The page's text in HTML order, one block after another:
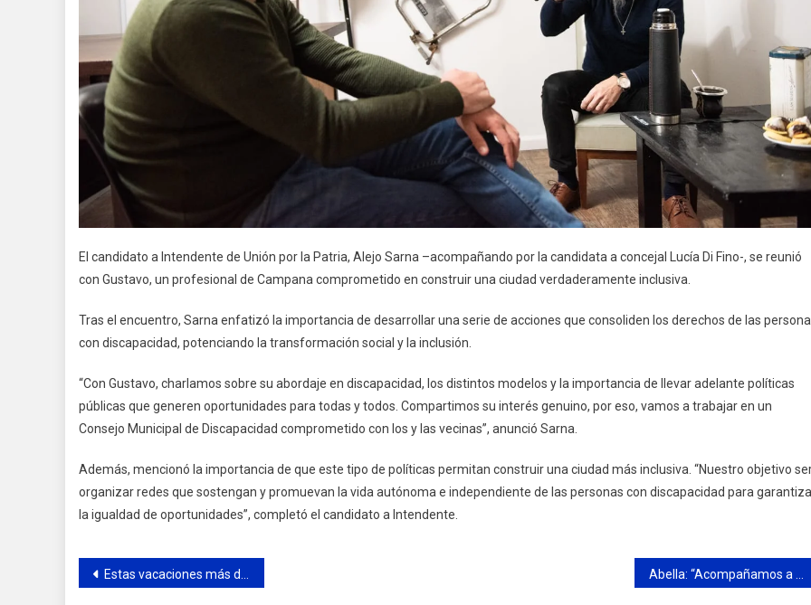
El candidato a Intendente de Unión por la Patria, Alejo Sarna –acompañando por la candidata a concejal Lucía Di Fino-, se reunió
con Gustavo, un profesional de Campana comprometido en construir una ciudad verdaderamente inclusiva.
Tras el encuentro, Sarna enfatizó la importancia de desarrollar una serie de acciones que consoliden los derechos de las
con discapacidad, potenciando la transformación social y la inclusión.
“Con Gustavo, charlamos sobre su abordaje en discapacidad, los distintos modelos y la importancia de llevar adelante políticas
públicas que generen oportunidades para todas y todos. Compartimos su interés genuino, por eso, vamos a trabajar en un
Consejo Municipal de Discapacidad comprometido con los y las vecinas”, anunció Sarna.
Además, mencionó la importancia de que este tipo de políticas permitan construir una ciudad más inclusiva. “Nuestro objetivo
organizar redes que sostengan y promuevan la vida autónoma e independiente de las personas con discapacidad para
la igualdad de oportunidades”, completó el candidato a Intendente.
Navegación
Estas vacaciones más de 800 chicos de distintos barrios disfrutaron de funciones gratuitas de cine